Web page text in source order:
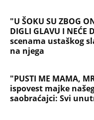
"U ŠOKU SU ZBOG
DIGLI GLAVU I
scenama ustaškog
na njega
"PUSTI ME MAMA,
ispovest majke
saobraćajci: Svi